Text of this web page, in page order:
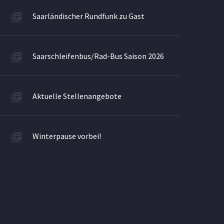
Saarländischer Rundfunk zu Gast
Saarschleifenbus/Rad-Bus Saison 2026
Aktuelle Stellenangebote
Winterpause vorbei!